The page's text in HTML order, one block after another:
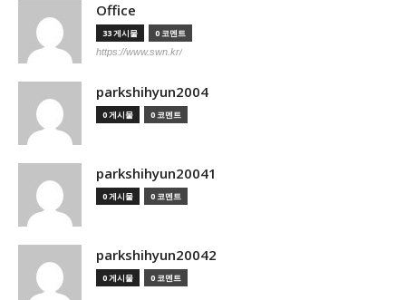
Office
33 게시물 0 코멘트
https://www.swn.kr/
parkshihyun2004
0 게시물 0 코멘트
parkshihyun20041
0 게시물 0 코멘트
parkshihyun20042
0 게시물 0 코멘트